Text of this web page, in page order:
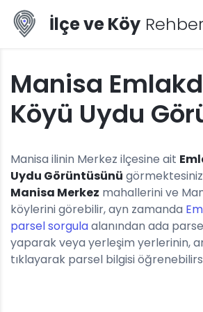
İlçe ve Köy
Manisa
Köyü Uydu
Manisa ilinin Merkez ilçesine ait
Uydu Görüntüsünü
Manisa Merkez mahallerini ve
köylerini görebilir, ayn zamanda
parsel sorgulaalanından ada
yaparak veya yerleşim yerlerinin,
tıklayarak parsel bilgisi